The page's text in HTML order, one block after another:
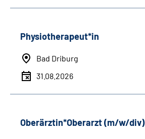
Physiotherapeut*in
Bad Driburg
31.08.2026
Oberärztin*Oberarzt (m/w/div)